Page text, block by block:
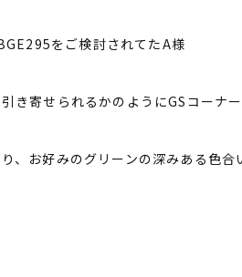
をご検討されてたA様
き寄せられるかのようにGSコーナ
、お好みのグリーンの深みある色